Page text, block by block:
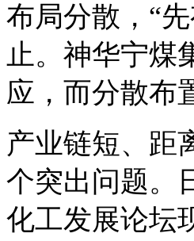
布局分散，“
止。神华宁煤
应，而分散布
产业链短、距
个突出问题。
化工发展论坛